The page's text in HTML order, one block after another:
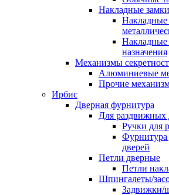
Накладные замки
Накладные
Накладные
назначения
Механизмы
Алюминиевые
Прочие
Ирбис
Дверная фурнитура
Для раздвижных
Ручки для
Фурнитура
дверей
Петли дверные
Петли
Шпингалеты/
Задвижки/